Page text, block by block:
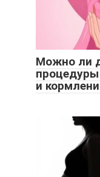
Можно ли
и